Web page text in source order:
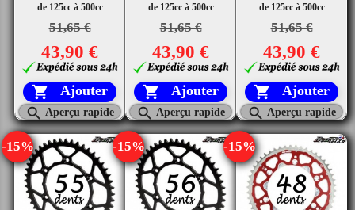
de 125cc à 500cc
51,65 €
43,90 €
 Ajouter
 Aperçu rapide
de 125cc à 500cc
51,65 €
43,90 €
 Ajouter
 Aperçu rapide
de 125cc à 500cc
51,65 €
43,90 €
 Ajouter
 Aperçu rapide
-15% -15% -15%